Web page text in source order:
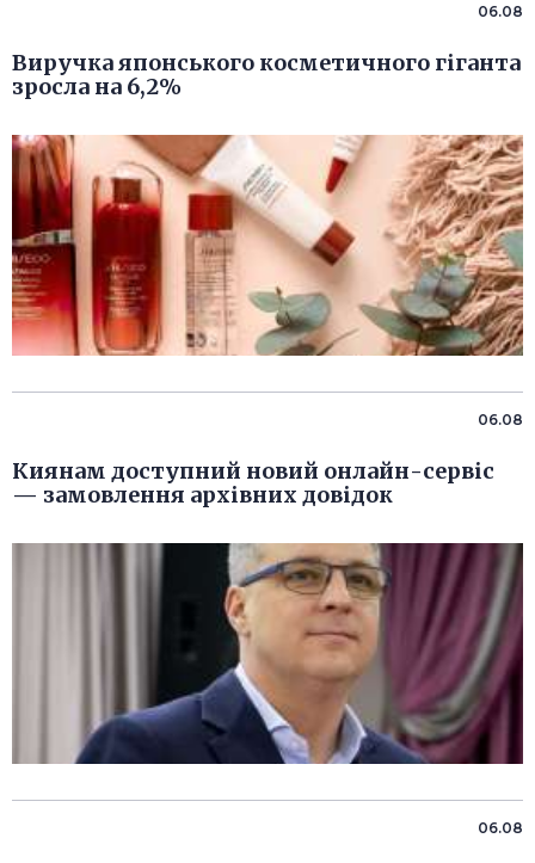
06.08
Виручка японського косметичного гіганта
зросла на 6,2%
06.08
Киянам доступний новий онлайн-сервіс
— замовлення архівних довідок
06.08